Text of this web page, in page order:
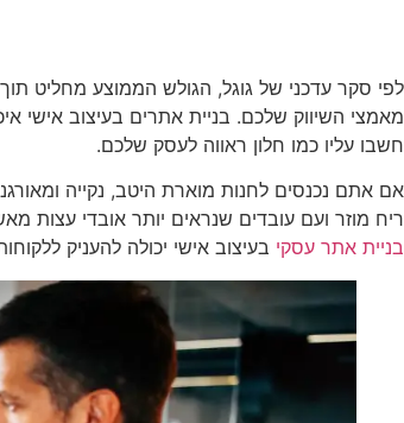
לפי סקר עדכני של גוגל, הגולש הממוצע מחליט
מאמצי השיווק שלכם. בניית אתרים בעיצוב אישי
חשבו עליו כמו חלון ראווה לעסק שלכם.
אם אתם נכנסים לחנות מוארת היטב, נקייה
ריח מוזר ועם עובדים שנראים יותר אובדי עצות
בניית אתר עסקי בעיצוב אישי יכולה להעניק